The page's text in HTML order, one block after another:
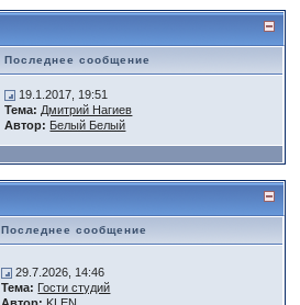
Последнее сообщение
19.1.2017, 19:51
Тема: Дмитрий Нагиев
Автор: Белый Белый
Последнее сообщение
29.7.2026, 14:46
Тема: Гости студий